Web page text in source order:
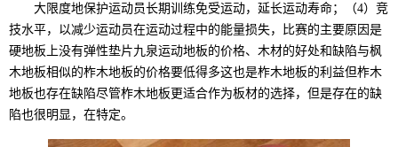
大限度地保护运动员长期训练免受运动，延长运动寿命；（4）竞
技水平，以减少运动员在运动过程中的能量损失，比赛的主要原因是
硬地板上没有弹性垫片九泉运动地板的价格、木材的好处和缺陷与枫
木地板相似的柞木地板的价格要低得多这也是柞木地板的利益但柞木
地板也存在缺陷尽管柞木地板更适合作为板材的选择，但是存在的缺
陷也很明显，在特定。